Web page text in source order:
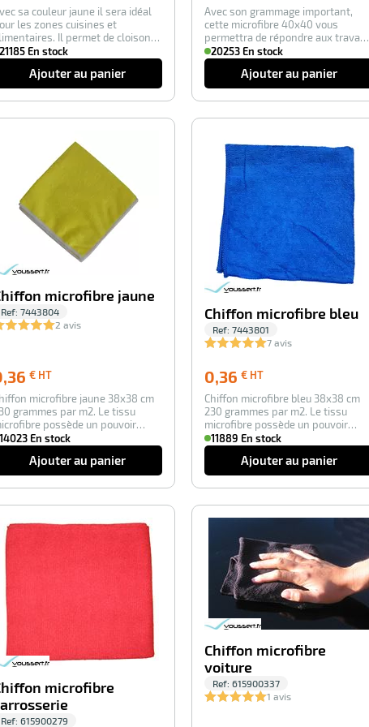
HT
sa couleur jaune il sera idéal
les zones cuisines et
Il permet de cloisoner
d’…
21185 En stock
Ajouter au panier
HT
Avec son grammage important,
cette microfibre 40x40 vous
permettra de répondre aux travaux
professionnels…
20253 En stock
Ajouter au panier
microfibre jaune
Ref: 7443804
2 avis
€ HT
HT
microfibre jaune 38x38 cm
grammes par m2. Le tissu
possède un pouvoir
s…
14023 En stock
Ajouter au panier
Chiffon microfibre bleu
Ref: 7443801
7 avis
0,36 € HT
HT
Chiffon microfibre bleu 38x38 cm
230 grammes par m2. Le tissu
microfibre possède un pouvoir
d’essuyage su…
11889 En stock
Ajouter au panier
microfibre
Ref: 615900279
Chiffon microfibre
voiture
Ref: 615900337
1 avis